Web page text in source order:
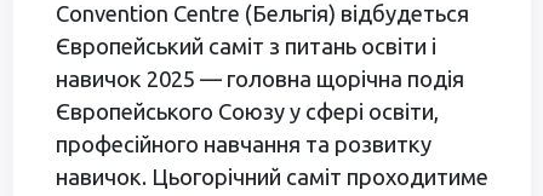
Convention Centre (Бельгія) відбудеться
Європейський саміт з питань освіти і
навичок 2025 — головна щорічна подія
Європейського Союзу у сфері освіти,
професійного навчання та розвитку
навичок. Цьогорічний саміт проходитиме